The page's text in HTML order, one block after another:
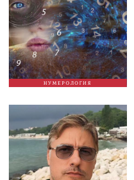
НУМЕРОЛОГИЯ